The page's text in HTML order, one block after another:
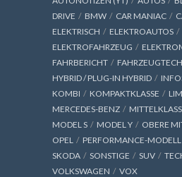
DRIVE
BMW CAR MANIAC
ELEKTRISCH
ELEKTROAUTOS
ELEKTROFAHRZEUG
FAHRBERICHT
HYBRID / PLUG-IN HYBRID
KOMBI
KOMPAKTKLASSE
MERCEDES-BENZ
MODEL S
MODEL Y
OBERE
OPEL
PERFORMANCE-MODELL
SKODA
SONSTIGE SUV
VOLKSWAGEN
VOX